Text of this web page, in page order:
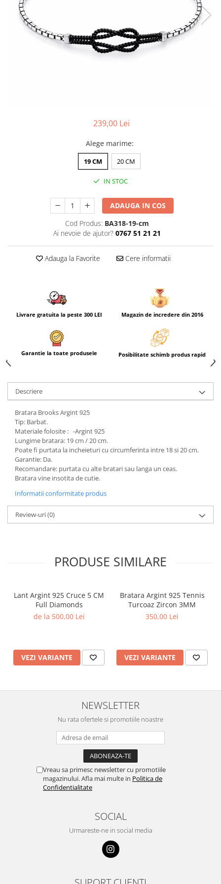
CERCEI
CEASURI DAMA
239,00 Lei
Alege marime:
19 CM 20 CM
IN STOC
ADAUGA IN COS
Cod Produs: BA318-19-cm
Ai nevoie de ajutor? 0767 51 21 21
Adauga la Favorite Cere informatii
Livrare gratuita la peste 300 LEI Magazin de incredere din 2016
Garantie la toate produsele Posibilitate schimb produs rapid
Descriere
Bratara Brooks Argint 925
Tip: Barbat.
Materiale folosite : -Argint 925
Lungime bratara: 19 cm / 20 cm.
Poate fi purtata la incheieturi cu circumferinta intre 18 si 20 cm.
Garantie: Da.
Recomandare: purtata cu alte bratari sau langa un ceas.
Bratara vine insotita de cutie.
Informatii conformitate produs
Review-uri(0)
PRODUSE SIMILARE
Lant Argint 925 Cruce 5 CM
Full Diamonds
de la 500,00 Lei
VEZI VARIANTE
Bratara Argint 925 Tennis
Turcoaz Zircon 3MM
350,00 Lei
VEZI VARIANTE
NEWSLETTER
Nu rata ofertele si promotiile noastre
Vreau sa primesc newsletter cu promotiile
magazinului. Afla mai multe in Politica de
Confidentialitate
SOCIAL
Urmareste-ne in social media